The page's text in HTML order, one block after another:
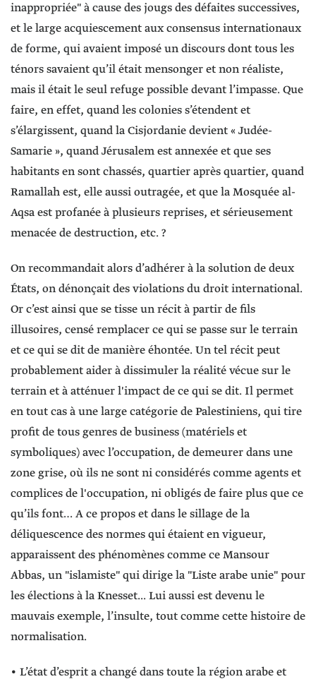
inappropriée" à cause des jougs des défaites successives,
et le large acquiescement aux consensus internationaux
de forme, qui avaient imposé un discours dont tous les
ténors savaient qu’il était mensonger et non réaliste,
mais il était le seul refuge possible devant l’impasse. Que
faire, en effet, quand les colonies s’étendent et
s’élargissent, quand la Cisjordanie devient « Judée-
Samarie », quand Jérusalem est annexée et que ses
habitants en sont chassés, quartier après quartier, quand
Ramallah est, elle aussi outragée, et que la Mosquée al-
Aqsa est profanée à plusieurs reprises, et sérieusement
menacée de destruction, etc. ?
On recommandait alors d’adhérer à la solution de deux
États, on dénonçait des violations du droit international.
Or c’est ainsi que se tisse un récit à partir de fils
illusoires, censé remplacer ce qui se passe sur le terrain
et ce qui se dit de manière éhontée. Un tel récit peut
probablement aider à dissimuler la réalité vécue sur le
terrain et à atténuer l'impact de ce qui se dit. Il permet
en tout cas à une large catégorie de Palestiniens, qui tire
profit de tous genres de business (matériels et
symboliques) avec l’occupation, de demeurer dans une
zone grise, où ils ne sont ni considérés comme agents et
complices de l'occupation, ni obligés de faire plus que ce
qu’ils font… A ce propos et dans le sillage de la
déliquescence des normes qui étaient en vigueur,
apparaissent des phénomènes comme ce Mansour
Abbas, un "islamiste" qui dirige la "Liste arabe unie" pour
les élections à la Knesset... Lui aussi est devenu le
mauvais exemple, l’insulte, tout comme cette histoire de
normalisation.
• L’état d’esprit a changé dans toute la région arabe et